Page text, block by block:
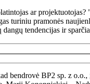
ar
turiniu pramonės
dangų tendencijas ir
bendrovė BP2 sp. z o.o.,